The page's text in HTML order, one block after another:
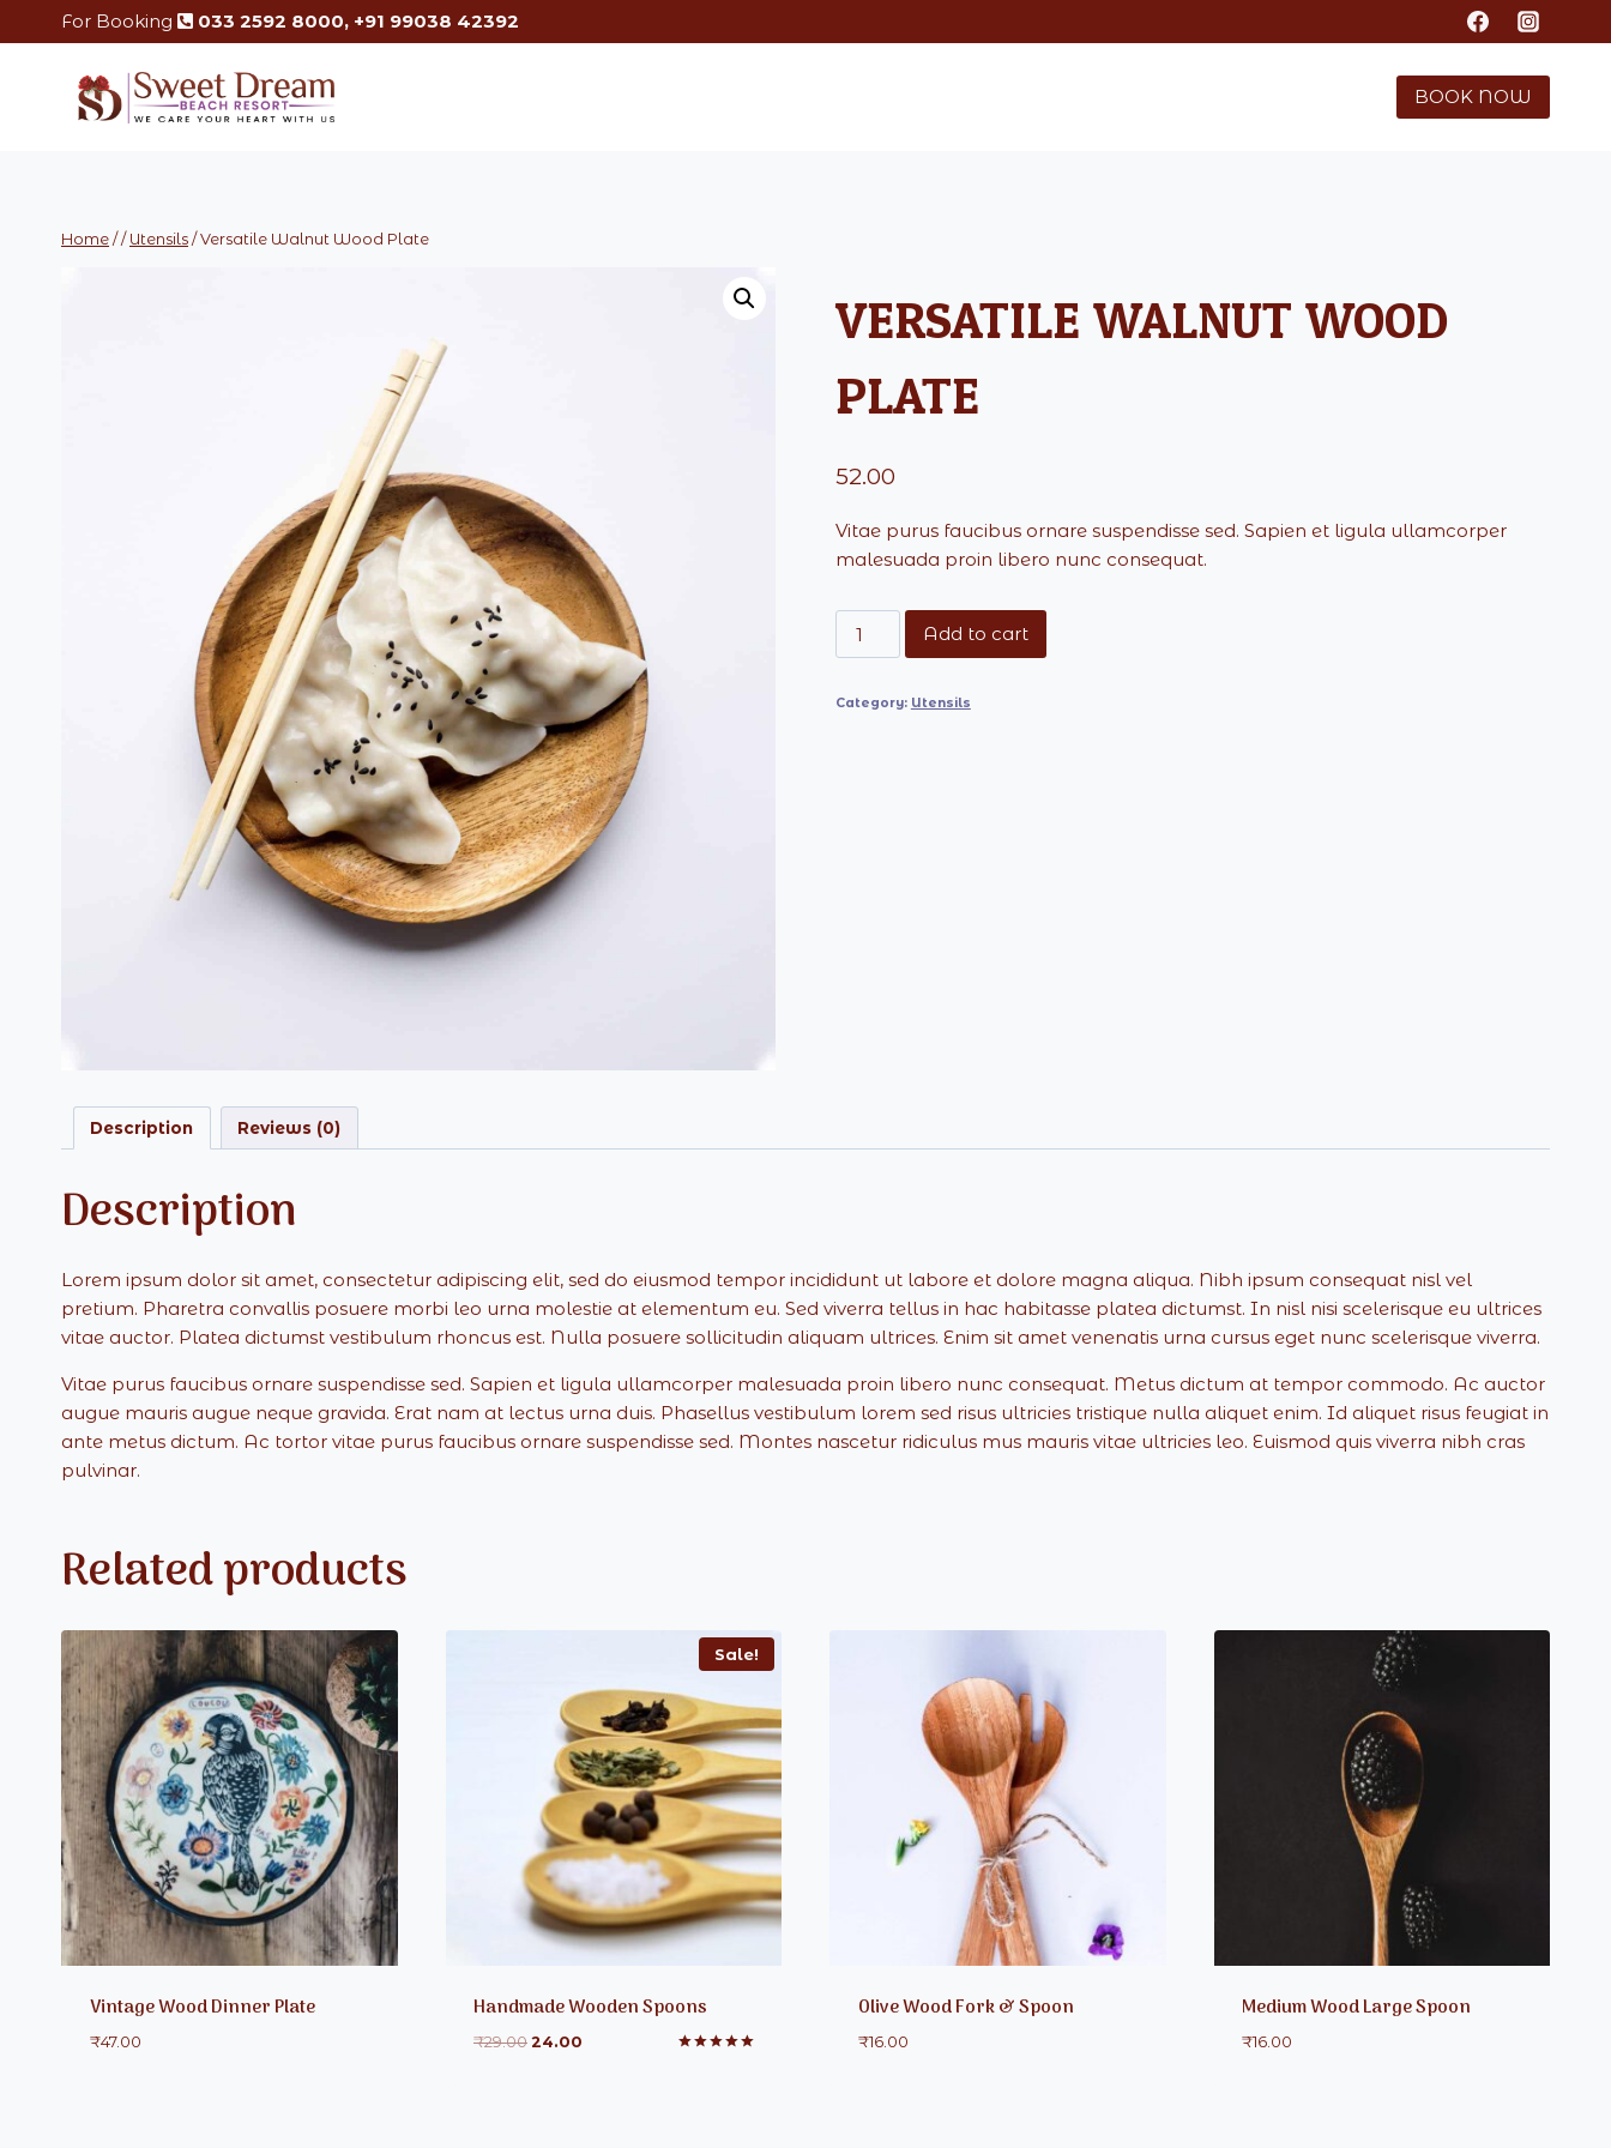
to
For Booking 033 2592 8000, +91 99038 42392
BOOK NOW
Home / / Utensils / Versatile Walnut Wood Plate
VERSATILE WALNUT WOOD
PLATE
52.00
Vitae purus faucibus ornare suspendisse sed. Sapien et ligula ullamcorper
malesuada proin libero nunc consequat.
Versatile
Walnut
Plate
Add to cart
Category: Utensils
Description Reviews (0)
Description
Lorem ipsum dolor sit amet, consectetur adipiscing elit, sed do eiusmod tempor incididunt ut labore et dolore magna aliqua. Nibh ipsum consequat nisl vel
pretium. Pharetra convallis posuere morbi leo urna molestie at elementum eu. Sed viverra tellus in hac habitasse platea dictumst. In nisl nisi scelerisque eu ultrices
vitae auctor. Platea dictumst vestibulum rhoncus est. Nulla posuere sollicitudin aliquam ultrices. Enim sit amet venenatis urna cursus eget nunc scelerisque viverra.
Vitae purus faucibus ornare suspendisse sed. Sapien et ligula ullamcorper malesuada proin libero nunc consequat. Metus dictum at tempor commodo. Ac auctor
augue mauris augue neque gravida. Erat nam at lectus urna duis. Phasellus vestibulum lorem sed risus ultricies tristique nulla aliquet enim. Id aliquet risus feugiat in
ante metus dictum. Ac tortor vitae purus faucibus ornare suspendisse sed. Montes nascetur ridiculus mus mauris vitae ultricies leo. Euismod quis viverra nibh cras
pulvinar.
Related products
Vintage Wood Dinner Plate
₹47.00
Sale!
Handmade Wooden Spoons
₹29.00 24.00
Olive Wood Fork & Spoon
₹16.00
Medium Wood Large Spoon
₹16.00